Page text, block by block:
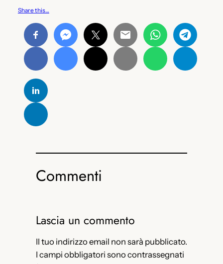
Share this…
Commenti
Lascia un commento
Il tuo indirizzo email non sarà pubblicato.
I campi obbligatori sono contrassegnati